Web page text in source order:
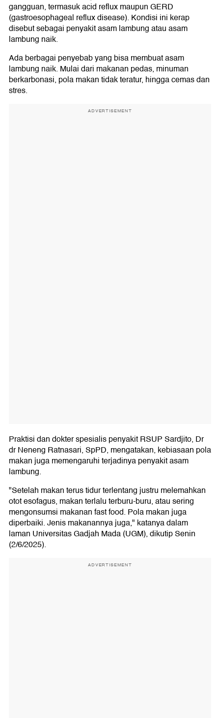
gangguan, termasuk acid reflux maupun GERD
(gastroesophageal reflux disease). Kondisi ini kerap
disebut sebagai penyakit asam lambung atau asam
lambung naik.
Ada berbagai penyebab yang bisa membuat asam
lambung naik. Mulai dari makanan pedas, minuman
berkarbonasi, pola makan tidak teratur, hingga cemas dan
stres.
ADVERTISEMENT
Praktisi dan dokter spesialis penyakit RSUP Sardjito, Dr
dr Neneng Ratnasari, SpPD, mengatakan, kebiasaan pola
makan juga memengaruhi terjadinya penyakit asam
lambung.
"Setelah makan terus tidur terlentang justru melemahkan
otot esofagus, makan terlalu terburu-buru, atau sering
mengonsumsi makanan fast food. Pola makan juga
diperbaiki. Jenis makanannya juga," katanya dalam
laman Universitas Gadjah Mada (UGM), dikutip Senin
(2/6/2025).
ADVERTISEMENT